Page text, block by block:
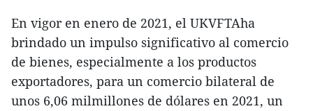
En vigor en enero de 2021, el UKVFTAha
brindado un impulso significativo al comercio
de bienes, especialmente a los productos
exportadores, para un comercio bilateral de
unos 6,06 milmillones de dólares en 2021, un